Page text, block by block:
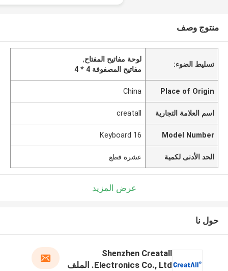
منتوج وصف
تسليط الضوء:
لوحة مفاتيح المفتاح,
مفاتيح المصفوفة 4 * 4
Place of Origin
China
اسم العلامة التجارية creatall
Model Number
16 Keyboard
الحد الأدنى لكمية عشرة قطع
عرض المزيد
حول نا
Shenzhen Creatall
Electronics Co., Ltd. الملف